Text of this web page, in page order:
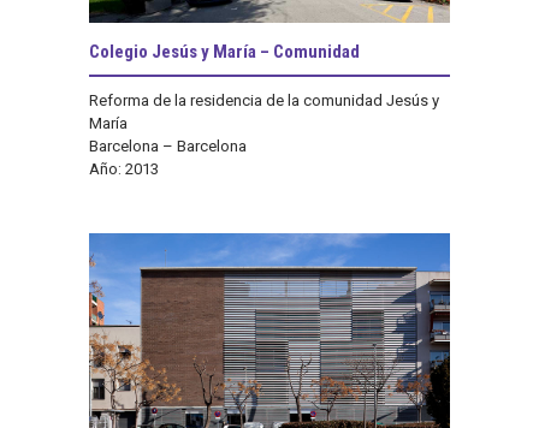
Colegio Jesús y María – Comunidad
Reforma de la residencia de la comunidad Jesús y
María
Barcelona – Barcelona
Año: 2013